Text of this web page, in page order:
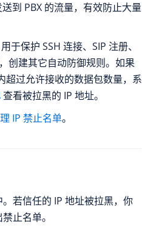
到 PBX 的流量，有效防止大量
于保护 SSH 连接、SIP 注册、
创建其它自动防御规则。如果
超过允许接收的数据包数量，系
查看被拉黑的 IP 地址。
IP 禁止名单。
。若信任的 IP 地址被拉黑，你
止名单。